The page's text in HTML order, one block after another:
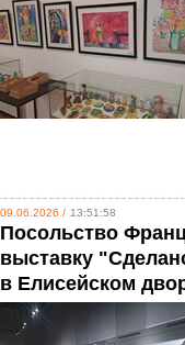
09.06.2026 / 13:51:58
Посольство
выставку
в Елисейском